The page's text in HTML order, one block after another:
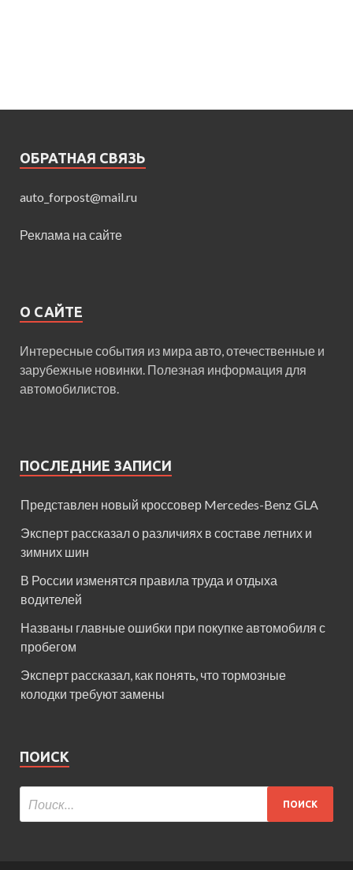
ОБРАТНАЯ СВЯЗЬ
auto_forpost@mail.ru
Реклама на сайте
О САЙТЕ
Интересные события из мира авто, отечественные и
зарубежные новинки. Полезная информация для
автомобилистов.
ПОСЛЕДНИЕ ЗАПИСИ
Представлен новый кроссовер Mercedes-Benz GLA
Эксперт рассказал о различиях в составе летних и
зимних шин
В России изменятся правила труда и отдыха
водителей
Названы главные ошибки при покупке автомобиля с
пробегом
Эксперт рассказал, как понять, что тормозные
колодки требуют замены
ПОИСК